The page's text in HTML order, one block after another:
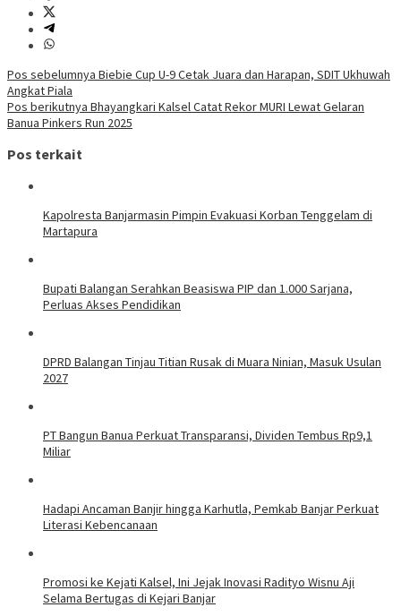
Navigasi
pos
Pos sebelumnya Biebie Cup U-9 Cetak Juara dan Harapan, SDIT Ukhuwah
Angkat Piala
Pos berikutnya Bhayangkari Kalsel Catat Rekor MURI Lewat Gelaran
Banua Pinkers Run 2025
Pos terkait
Kapolresta Banjarmasin Pimpin Evakuasi Korban Tenggelam di
Martapura
Bupati Balangan Serahkan Beasiswa PIP dan 1.000 Sarjana,
Perluas Akses Pendidikan
DPRD Balangan Tinjau Titian Rusak di Muara Ninian, Masuk Usulan
2027
PT Bangun Banua Perkuat Transparansi, Dividen Tembus Rp9,1
Miliar
Hadapi Ancaman Banjir hingga Karhutla, Pemkab Banjar Perkuat
Literasi Kebencanaan
Promosi ke Kejati Kalsel, Ini Jejak Inovasi Radityo Wisnu Aji
Selama Bertugas di Kejari Banjar